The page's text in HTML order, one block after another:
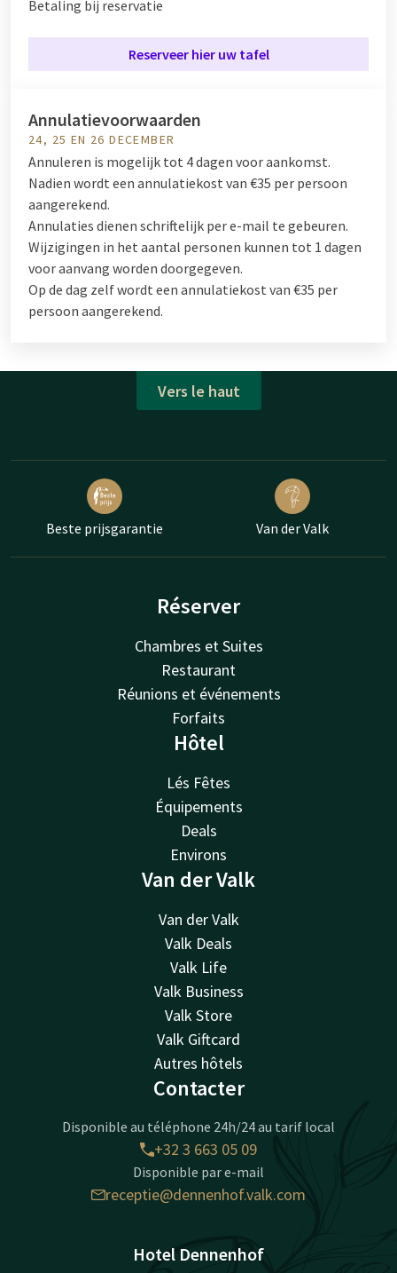
Betaling bij reservatie
Reserveer hier uw tafel
Annulatievoorwaarden
24, 25 EN 26 DECEMBER
Annuleren is mogelijk tot 4 dagen voor aankomst.
Nadien wordt een annulatiekost van €35 per persoon
aangerekend.
Annulaties dienen schriftelijk per e-mail te gebeuren.
Wijzigingen in het aantal personen kunnen tot 1 dagen
voor aanvang worden doorgegeven.
Op de dag zelf wordt een annulatiekost van €35 per
persoon aangerekend.
Vers le haut
Beste prijsgarantie Van der Valk
Réserver
Chambres et Suites
Restaurant
Réunions et événements
Forfaits
Hôtel
Lés Fêtes
Équipements
Deals
Environs
Van der Valk
Van der Valk
Valk Deals
Valk Life
Valk Business
Valk Store
Valk Giftcard
Autres hôtels
Contacter
Disponible au téléphone 24h/24 au tarif local
+32 3 663 05 09
Disponible par e-mail
receptie@dennenhof.valk.com
Hotel Dennenhof